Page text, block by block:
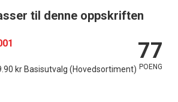
til denne oppskriften
kr Basisutvalg (Hovedsortiment)
77
POENG